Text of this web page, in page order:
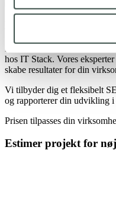
Kom godt i gang fra
For et fast beløb om
hos IT Stack. Vores
skabe resultater for din
Vi tilbyder dig et fleksibelt
og rapporterer din udvikling i
Prisen tilpasses din
Estimer projekt for